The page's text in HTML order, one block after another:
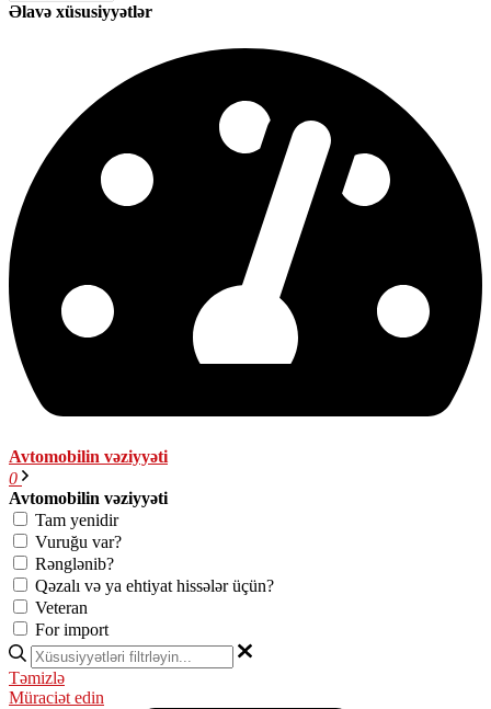
Əlavə xüsusiyyətlər
Avtomobilin vəziyyəti
0
Avtomobilin vəziyyəti
Tam yenidir
Vuruğu var?
Rənglənib?
Qəzalı və ya ehtiyat hissələr üçün?
Veteran
For import
Təmizlə
Müraciət edin